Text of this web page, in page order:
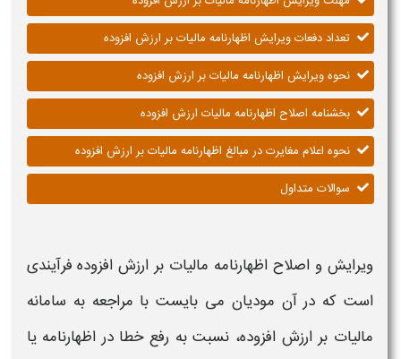
تعداد دفعات ویرایش اظهارنامه مالیات بر ارزش افزوده
نحوه ویرایش اظهارنامه مالیات بر ارزش افزوده
بخشنامه اصلاح اظهارنامه مالیات ارزش افزوده
نحوه اعلام مغایرت در مبالغ اظهارنامه مالیات بر ارزش افزوده
سوالات متداول
ویرایش و اصلاح اظهارنامه مالیات بر ارزش افزوده فرآیندی
است که در آن مودیان می بایست با مراجعه به سامانه
مالیات بر ارزش افزوده، نسبت به رفع خطا در اظهارنامه یا